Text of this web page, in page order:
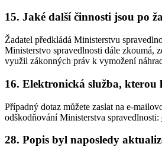
15. Jaké další činnosti jsou po
Žadatel předkládá Ministerstvu
Ministerstvo spravedlnosti dále zkoumá,
využil zákonných práv k vymožení
16. Elektronická služba, kterou
Případný dotaz můžete zaslat na e-
odškodňování Ministerstva spravedlnosti:
28. Popis byl naposledy